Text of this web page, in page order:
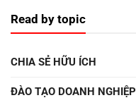
Read by topic
CHIA SẺ HỮU ÍCH
ĐÀO TẠO DOANH NGHIỆP